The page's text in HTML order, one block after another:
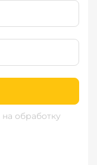
на обработку